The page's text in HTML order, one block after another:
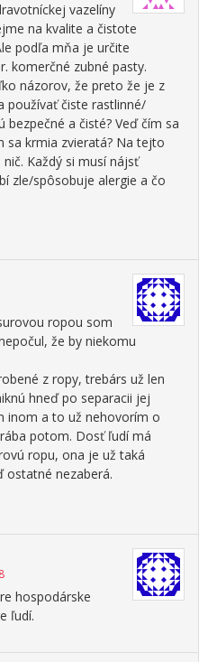
vazelíny
na kvalite a čistote
podľa mňa je určite
komerčné zubné pasty.
názorov, že preto že je z
používať čiste rastlinné/
bezpečné a čisté? Veď čím sa
sa krmia zvieratá? Na tejto
Každý si musí nájsť
zle/spôsobuje alergie a čo
ropou som
že by niekomu
z ropy, trebárs už len
hneď po separacii jej
inom a to už nehovorím o
potom. Dosť ľudí má
ropu, ona je už taká
ostatné nezaberá.
hospodárske
ľudí.